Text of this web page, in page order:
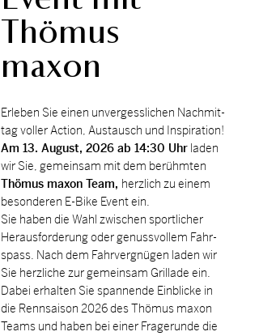
Thömus
maxon
Er­le­ben Sie ei­nen un­ver­gess­li­chen Nach­mit­
tag vol­ler Ac­tion, Aus­tausch und In­spi­ra­ti­on!
Am 13. Au­gust, 2026 ab 14:30 Uhrla­den
wir Sie, ge­mein­sam mit dem be­rühm­ten
Thö­mus ma­xon Team, herz­lich zu ei­nem
be­son­de­ren E-Bike Event ein.
Sie ha­ben die Wahl zwi­schen sport­li­cher
Her­aus­for­de­rung oder ge­nuss­vol­lem Fahr­
spass. Nach dem Fahr­ver­gnü­gen la­den wir
Sie herz­li­che zur ge­mein­sam Gril­la­de ein.
Da­bei er­hal­ten Sie span­nen­de Ein­bli­cke in
die Renn­sai­son 2026 des Thö­mus ma­xon
Teams und ha­ben bei ei­ner Fra­ge­run­de die